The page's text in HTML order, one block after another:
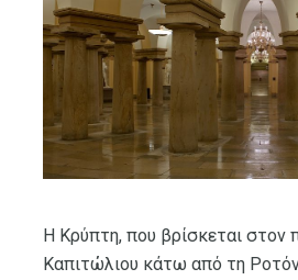
Η Κρύπτη, που βρίσκεται
Καπιτώλιου κάτω από τη